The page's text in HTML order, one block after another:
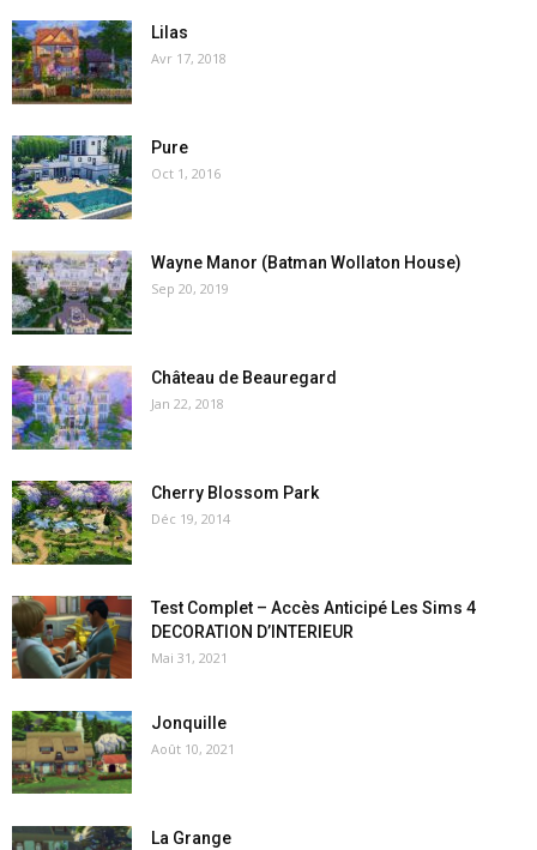
Lilas
Avr 17, 2018
Pure
Oct 1, 2016
Wayne Manor (Batman Wollaton House)
Sep 20, 2019
Château de Beauregard
Jan 22, 2018
Cherry Blossom Park
Déc 19, 2014
Test Complet – Accès Anticipé Les Sims 4
DECORATION D’INTERIEUR
Mai 31, 2021
Jonquille
Août 10, 2021
La Grange